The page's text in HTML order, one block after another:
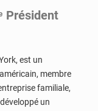
Président
est un
membre
familiale,
un